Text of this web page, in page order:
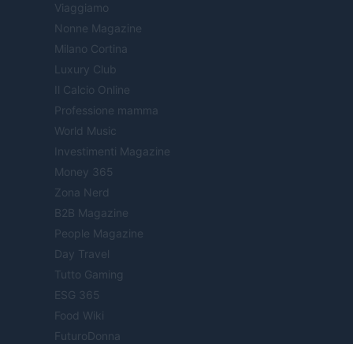
Viaggiamo
Nonne Magazine
Milano Cortina
Luxury Club
Il Calcio Online
Professione mamma
World Music
Investimenti Magazine
Money 365
Zona Nerd
B2B Magazine
People Magazine
Day Travel
Tutto Gaming
ESG 365
Food Wiki
FuturoDonna